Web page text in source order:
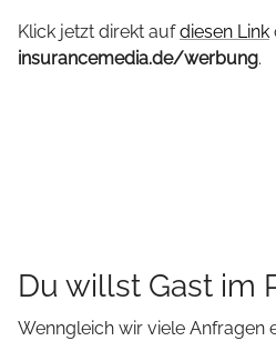
Klick jetzt direkt aufdiesen Link
insurancemedia.de/werbung.
Du willst Gast im
Wenngleich wir viele Anfragen